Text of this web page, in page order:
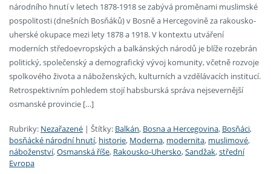
národního hnutí v letech 1878-1918 se zabývá proměnami muslimské
pospolitosti (dnešních Bosňáků) v Bosně a Hercegovině za rakousko-
uherské okupace mezi lety 1878 a 1918. V kontextu utváření
moderních středoevropských a balkánských národů je blíže rozebrán
politický, společenský a demografický vývoj komunity, včetně rozvoje
spolkového života a náboženských, kulturních a vzdělávacích institucí.
Retrospektivním pohledem stojí habsburská správa nejsevernější
osmanské provincie […]
Rubriky: Nezařazené | Štítky: Balkán, Bosna a Hercegovina, Bosňáci,
bosňácké národní hnutí, historie, Moderna, modernita, muslimové,
náboženství,Osmanská říše, Rakousko-Uhersko,Sandžak,střední
Evropa